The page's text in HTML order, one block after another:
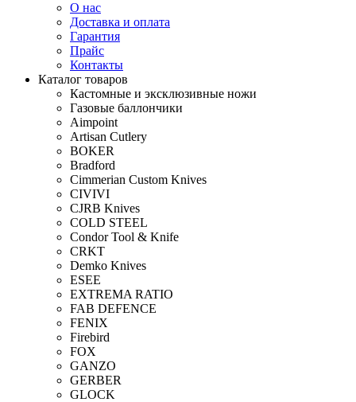
О нас
Доставка и оплата
Гарантия
Прайс
Контакты
Каталог товаров
Кастомные и эксклюзивные ножи
Газовые баллончики
Aimpoint
Artisan Cutlery
BOKER
Bradford
Cimmerian Custom Knives
CIVIVI
CJRB Knives
COLD STEEL
Condor Tool & Knife
CRKT
Demko Knives
ESEE
EXTREMA RATIO
FAB DEFENCE
FENIX
Firebird
FOX
GANZO
GERBER
GLOCK